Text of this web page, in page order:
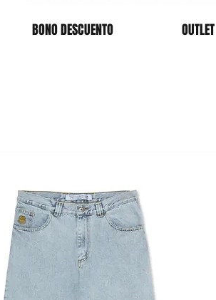
BONO DESCUENTO OUTLET